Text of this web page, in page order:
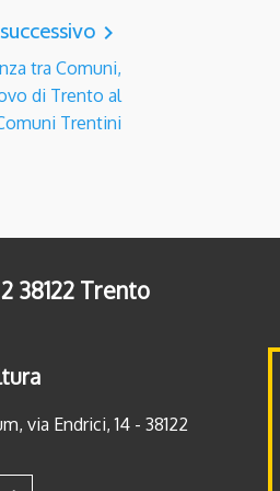
navigate_next
tra Comuni,
di Trento al
Trentini
38122 Trento
via Endrici, 14 - 38122